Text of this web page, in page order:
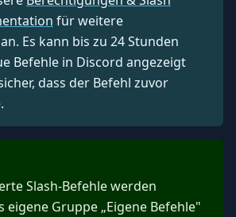
für weitere
Es kann bis zu 24 Stunden
Befehle in Discord angezeigt
dass der Befehl zuvor
Slash-Befehle werden
eigene Gruppe „Eigene Befehle"